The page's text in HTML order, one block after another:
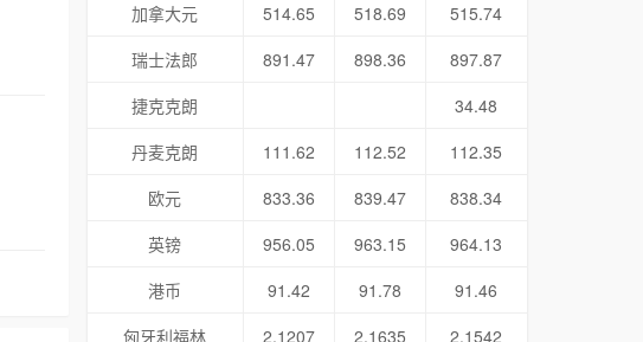
加拿大元
514.65 518.69
515.74
瑞士法郎
891.47 898.36
897.87
捷克克朗
34.48
丹麦克朗
111.62 112.52
112.35
欧元
833.36 839.47
838.34
英镑
956.05 963.15
964.13
港币
91.42 91.78
91.46
匈牙利福林
2.1207 2.1635
2.1542